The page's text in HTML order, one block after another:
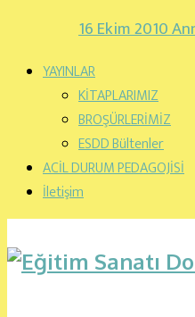
16 Ekim 2010
YAYINLAR
KİTAPLARIMIZ
BROŞÜRLERİMİZ
ESDD Bültenler
ACİL DURUM PEDAGOJİSİ
İletişim